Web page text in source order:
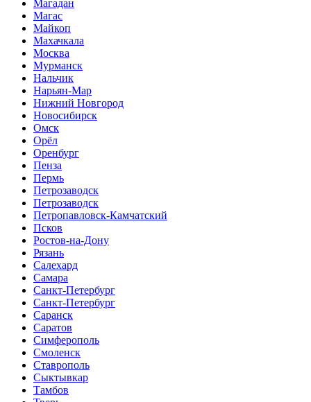
Магадан
Магас
Майкоп
Махачкала
Москва
Мурманск
Нальчик
Нарьян-Мар
Нижний Новгород
Новосибирск
Омск
Орёл
Оренбург
Пенза
Пермь
Петрозаводск
Петрозаводск
Петропавловск-Камчатский
Псков
Ростов-на-Дону
Рязань
Салехард
Самара
Санкт-Петербург
Санкт-Петербург
Саранск
Саратов
Симферополь
Смоленск
Ставрополь
Сыктывкар
Тамбов